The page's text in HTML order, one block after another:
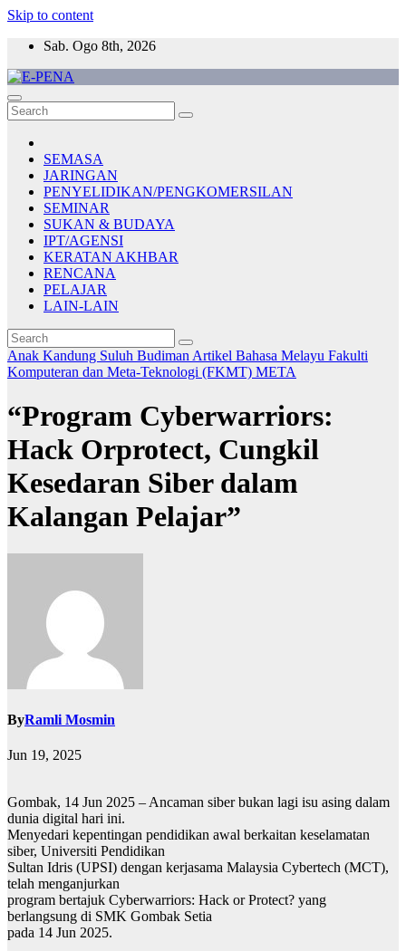
Skip to content
Sab. Ogo 8th, 2026
E-PENA
Berita Digital Terkini
SEMASA
JARINGAN
PENYELIDIKAN/PENGKOMERSILAN
SEMINAR
SUKAN & BUDAYA
IPT/AGENSI
KERATAN AKHBAR
RENCANA
PELAJAR
LAIN-LAIN
Anak Kandung Suluh Budiman Artikel Bahasa Melayu Fakulti
Komputeran dan Meta-Teknologi (FKMT) META
“Program Cyberwarriors:
Hack Orprotect, Cungkil
Kesedaran Siber dalam
Kalangan Pelajar”
ByRamli Mosmin
Jun 19, 2025
Gombak, 14 Jun 2025 – Ancaman siber bukan lagi isu asing dalam
dunia digital hari ini.
Menyedari kepentingan pendidikan awal berkaitan keselamatan
siber, Universiti Pendidikan
Sultan Idris (UPSI) dengan kerjasama Malaysia Cybertech (MCT),
telah menganjurkan
program bertajuk Cyberwarriors: Hack or Protect? yang
berlangsung di SMK Gombak Setia
pada 14 Jun 2025.